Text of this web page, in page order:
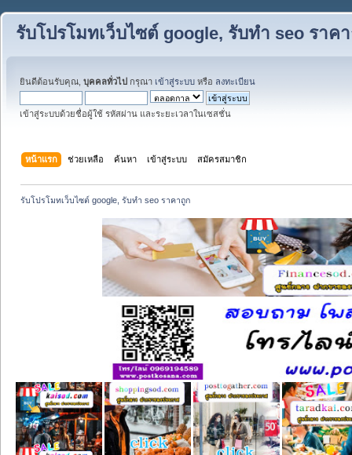
รับโปรโมทเว็บไซต์ google, รับทำ seo ราค
ยินดีต้อนรับคุณ, บุคคลทั่วไป กรุณา เข้าสู่ระบบ หรือ ลงทะเบียน
เข้าสู่ระบบด้วยชื่อผู้ใช้ รหัสผ่าน และระยะเวลาในเซสชั่น
หน้าแรก ช่วยเหลือ ค้นหา เข้าสู่ระบบ สมัครสมาชิก
รับโปรโมทเว็บไซต์ google, รับทำ seo ราคาถูก